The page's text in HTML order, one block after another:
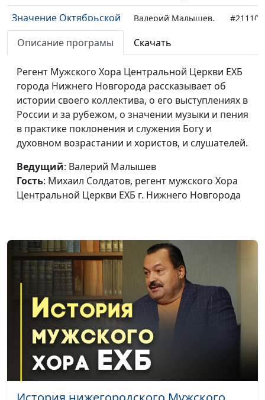
Значение Октябрьской
революции
Валерий Малышев,
Совета при
взаимодействию с
религиозными
объединениями,
член Общественной
палаты РФ,
генеральный
ассоциации защиты
#211105
День памяти жертв
политических
репрессий
Валерий Малышев,
Олег Гончаров, член
Совета при
Президенте РФ по
взаимодействию с
религиозными
объединениями,
член Общественной
палаты РФ,
генеральный
секретарь
Российской
#211029
Описание програмы Скачать
Регент Мужского Хора Центральной Церкви ЕХБ
города Нижнего Новгорода рассказывает об
истории своего коллектива, о его выступлениях в
России и за рубежом, о значении музыки и пения
в практике поклонения и служения Богу и
духовном возрастании и хористов, и слушателей.
Ведущий: Валерий Малышев
Гость: Михаил Солдатов, регент мужского Хора
Центральной Церкви ЕХБ г. Нижнего Новгорода